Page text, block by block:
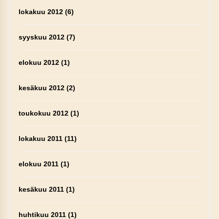
lokakuu 2012(6)
syyskuu 2012(7)
elokuu 2012(1)
kesäkuu 2012(2)
toukokuu 2012(1)
lokakuu 2011(11)
elokuu 2011(1)
kesäkuu 2011(1)
huhtikuu 2011(1)